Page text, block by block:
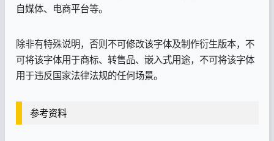
自媒体、电商平台等。
除非有特殊说明，否则不可修改该字体及制作衍生版本，不
可将该字体用于商标、转售品、嵌入式用途，不可将该字体
用于违反国家法律法规的任何场景。
参考资料